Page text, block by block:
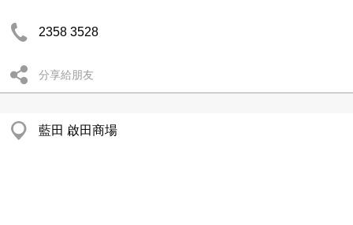
2358 3528
分享給朋友
藍田 啟田商場